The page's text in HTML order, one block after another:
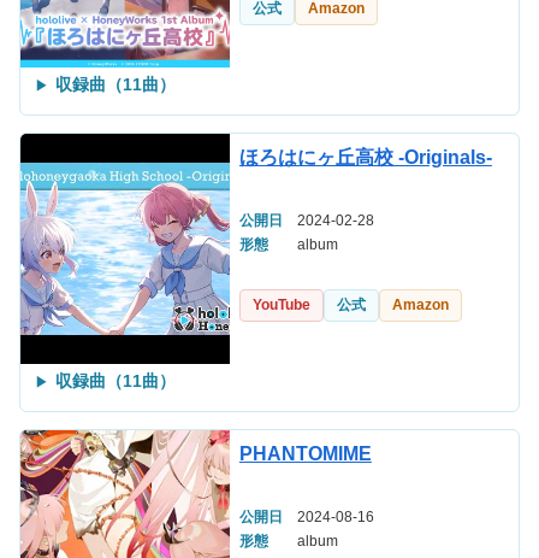
公式 Amazon
収録曲（11曲）
ほろはにヶ丘高校 -Originals-
公開日
2024-02-28
形態
album
YouTube 公式 Amazon
収録曲（11曲）
PHANTOMIME
公開日
2024-08-16
形態
album